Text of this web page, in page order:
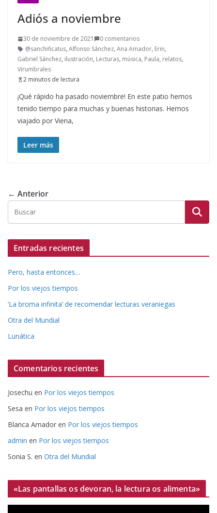
Adiós a noviembre
30 de noviembre de 2021
0 comentarios
@sanchificatus, Alfonso Sánchez, Ana Amador, Erin,
Gabriel Sánchez, ilustración, Lecturas, música, Paula, relatos,
Virumbrales
2 minutos de lectura
¡Qué rápido ha pasado noviembre! En este patio hemos
tenido tiempo para muchas y buenas historias. Hemos
viajado por Viena,
Leer más
← Anterior
Entradas recientes
Pero, hasta entonces…
Por los viejos tiempos
‘La broma infinita’ de recomendar lecturas veraniegas
Otra del Mundial
Lunática
Comentarios recientes
Josechu en Por los viejos tiempos
Sesa en Por los viejos tiempos
Blanca Amador en Por los viejos tiempos
admin en Por los viejos tiempos
Sonia S. en Otra del Mundial
«Las pantallas os devoran, la lectura os alimenta»